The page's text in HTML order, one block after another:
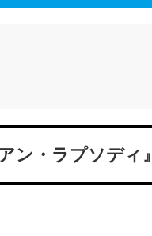
ン・ラプソディ